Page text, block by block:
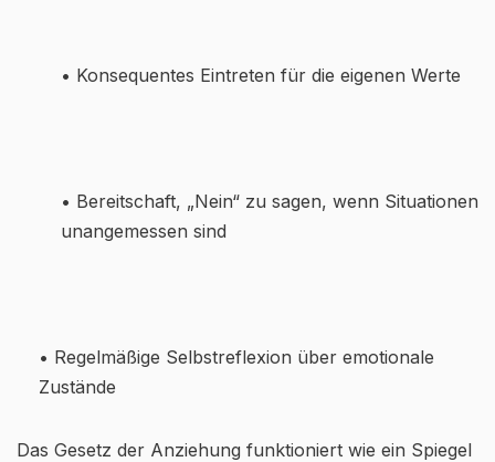
• Konsequentes Eintreten für die eigenen Werte
• Bereitschaft, „Nein“ zu sagen, wenn Situationen
unangemessen sind
• Regelmäßige Selbstreflexion über emotionale
Zustände
Das Gesetz der Anziehung funktioniert wie ein Spiegel